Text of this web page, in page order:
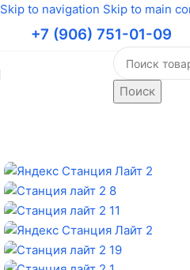
Skip to navigation Skip to main
+7 (906) 751-01-09
Поиск
Умные колонки